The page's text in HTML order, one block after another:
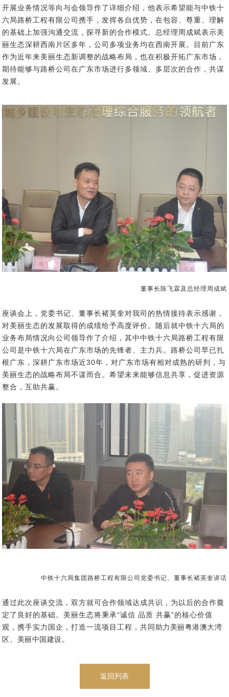
开展业务情况等向与会领导作了详细介绍，他表示希望能与中铁十
六局路桥工程有限公司携手 ，发挥各自优势，在包容、尊重、理解
的基础上加强沟通交流，探寻新的合作模式。 总经理周成斌表示美
丽生态深耕西南片区多年，公司多项业务均在西南开展。目前广东
作为近年来美丽生态新调整的战略布局，也在积极开拓广东市场，
期待能够与路桥公司在广东市场进行多领域、多层次的合作，共谋
发展。
董事长陈飞霖及总经理周成斌
座谈会上，党委书记、董事长褚英奎对我司 的热情接待表示感谢，
对美丽生态的发展取得的成绩给予高度评价 。随后就中铁十六局的
业务布局情况向公司领导作了介绍 ，其中中铁十六局路桥工程有限
公司是中铁十六局在广东市场的先锋者、主力兵。路桥公司早已扎
根广东，深耕广东市场近30年，对广东市场有相对成熟的研判，与
美丽生态的战略布局不谋而合。希望未来能够信息共享，促进资源
整合，互助共赢 。
中铁十六局集团路桥工程有限公司党委书记、董事长褚英奎讲话
通过此次座谈交流，双方就可合作领域达成共识， 为以后的合作奠
定了良好的基础。 美丽生态将秉承“诚信 品质 共赢”的核心价值
观，携手实力国企，打造一流项目工程，共同助力美丽粤港澳大湾
区、美丽中国建设。
返回列表